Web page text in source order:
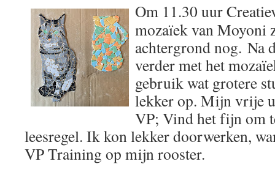
Om 11.30 uur
mozaïek van Moyoni
achtergrond nog. Na
verder met het
gebruik wat grotere
lekker op. Mijn vrije
VP; Vind het fijn om
leesregel. Ik kon lekker doorwerken,
VP Training op mijn rooster.